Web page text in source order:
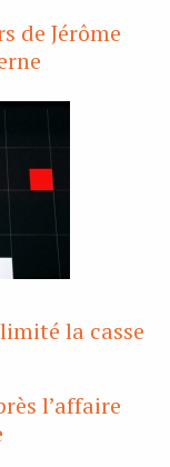
de Jérôme
la casse
l’affaire